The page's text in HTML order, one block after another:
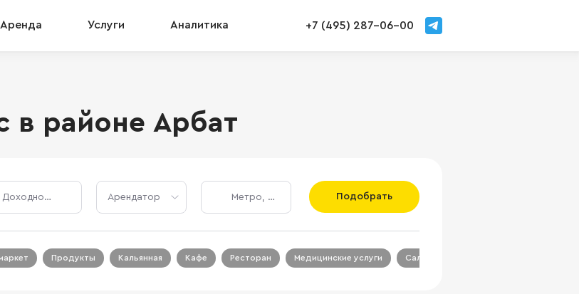
Аренда Услуги Аналитика +7 (495) 287-06-00
в районе Арбат
Доходность, % Арендатор Подобрать
Продукты Кальянная Кафе Ресторан Медицинские услуги Салон красоты